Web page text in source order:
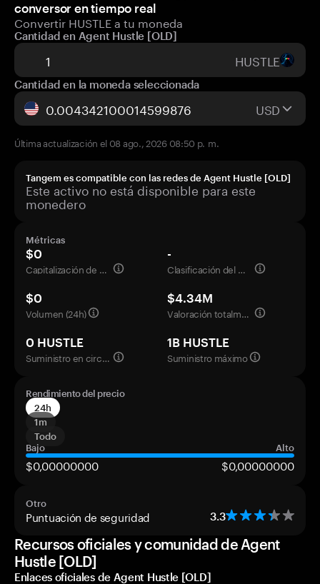
conversor en tiempo real
Convertir HUSTLE a tu moneda
Cantidad en Agent Hustle [OLD]
HUSTLE
Cantidad en la moneda seleccionada
USD
Última actualización el 08 ago., 2026 08:50 p. m.
Tangem es compatible con las redes de Agent Hustle [OLD]
Este activo no está disponible para este
monedero
Métricas
$0
Capitalización de mercado
-
Clasificación del mercado
$0
Volumen (24h)
$4.34M
Valoración totalmente diluida
0 HUSTLE
Suministro en circulación
1B HUSTLE
Suministro máximo
Rendimiento del precio
24h
1m
Todo
Bajo
Alto
$0,00000000 $0,00000000
Otro
Puntuación de seguridad 3.3
Recursos oficiales y comunidad de Agent
Hustle [OLD]
Enlaces oficiales de Agent Hustle [OLD]